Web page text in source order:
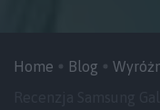
Home Blog